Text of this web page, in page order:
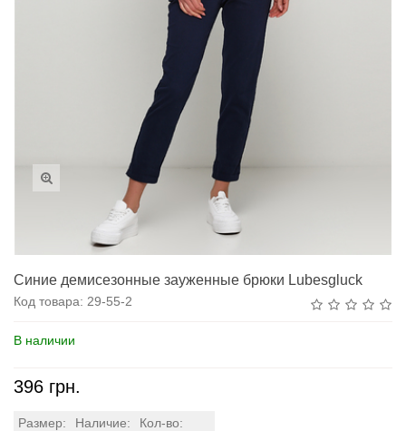
Синие демисезонные зауженные брюки Lubesgluck
Код товара: 29-55-2
В наличии
396 грн.
Размер: Наличие:
Кол-во: